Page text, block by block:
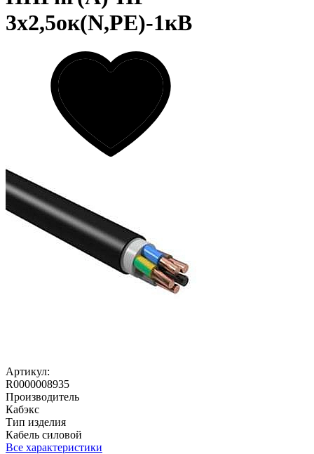
3х2,5ок(N,PE)-1кВ
Артикул:
R0000008935
Производитель
Кабэкс
Тип изделия
Кабель силовой
Все характеристики